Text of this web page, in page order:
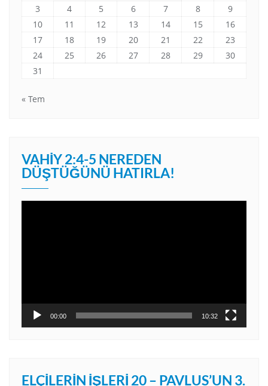
3
4 5 6 7 8
9
10
11 12 13 14 15
16
17
18 19 20 21 22
23
24
25 26 27 28 29
30
31
« Tem
VAHIY 2:4-5 NEREDEN
DÜŞTÜĞÜNÜ HATIRLA!
00:00 10:32
ELÇILERIN İŞLERI 20 – PAVLUS’UN 3.